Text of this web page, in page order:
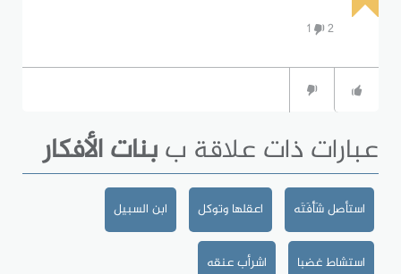
2
1
عبارات ذات علاقة ببنات الأفكار
استأصل شَأْفَتَه اعقلها وتوكل ابن السبيل
استشاط غضبا اشرأب عنقه